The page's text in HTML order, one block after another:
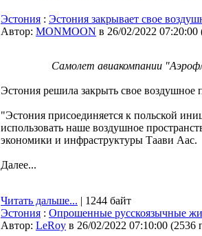
Эстония : Эстония закрывает свое
Автор: MONMOON в 26/02/2022 07:20:00
Самолет авиакомпании
Эстония решила закрыть свое воздушное
"Эстония присоединяется к польской
использовать наше воздушное
экономики и инфраструктуры Таави Аас.
Далее...
Читать дальше... | 1244 байт
Эстония : Опрошенные русскоязычные
Автор: LeRoy в 26/02/2022 07:10:00 (2536